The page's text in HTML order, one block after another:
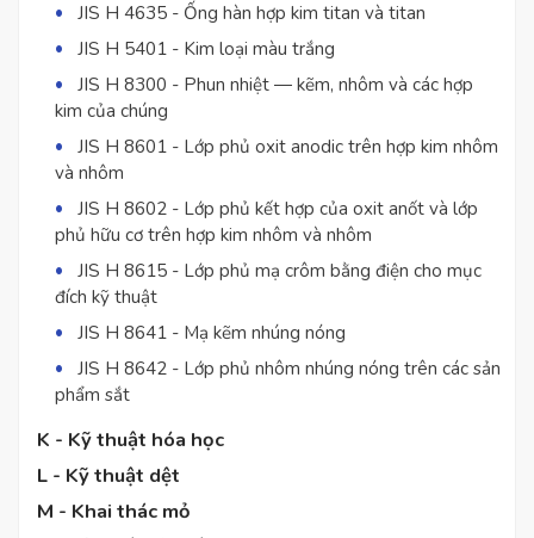
JIS H 4635 - Ống hàn hợp kim titan và titan
JIS H 5401 - Kim loại màu trắng
JIS H 8300 - Phun nhiệt ― kẽm, nhôm và các hợp
kim của chúng
JIS H 8601 - Lớp phủ oxit anodic trên hợp kim nhôm
và nhôm
JIS H 8602 - Lớp phủ kết hợp của oxit anốt và lớp
phủ hữu cơ trên hợp kim nhôm và nhôm
JIS H 8615 - Lớp phủ mạ crôm bằng điện cho mục
đích kỹ thuật
JIS H 8641 - Mạ kẽm nhúng nóng
JIS H 8642 - Lớp phủ nhôm nhúng nóng trên các sản
phẩm sắt
K - Kỹ thuật hóa học
L - Kỹ thuật dệt
M - Khai thác mỏ